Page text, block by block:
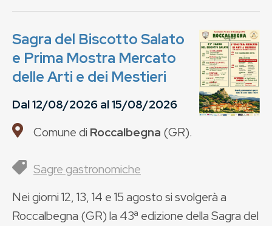
Sagra del Biscotto Salato
e Prima Mostra Mercato
delle Arti e dei Mestieri
Dal12/08/2026al15/08/2026
Comune di Roccalbegna (GR).
Sagre gastronomiche
Nei giorni 12, 13, 14 e 15 agosto si svolgerà a
Roccalbegna (GR) la 43ª edizione della Sagra del